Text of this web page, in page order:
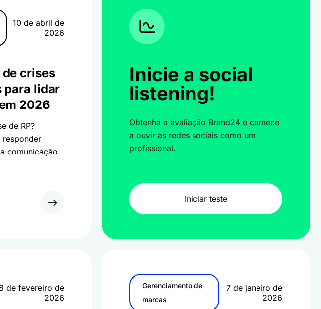
10 de abril de
2026
crises
para lidar
2026
de RP?
responder
comunicação
Inicie a social
listening!
Obtenha a avaliação Brand24 e comece
a ouvir as redes sociais como um
profissional.
Iniciar teste
de fevereiro de
2026
Gerenciamento de
marcas
7 de janeiro de
2026